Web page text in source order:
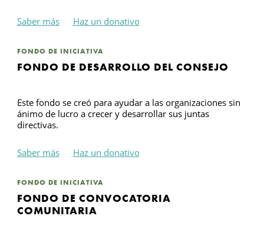
Saber más Haz un donativo
FONDO DE INICIATIVA
FONDO DE DESARROLLO DEL CONSEJO
Este fondo se creó para ayudar a las organizaciones sin
ánimo de lucro a crecer y desarrollar sus juntas
directivas.
Saber más Haz un donativo
FONDO DE INICIATIVA
FONDO DE CONVOCATORIA
COMUNITARIA